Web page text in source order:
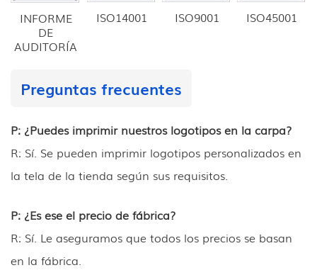
INFORME
DE
AUDITORÍA
ISO14001 ISO9001 ISO45001
Preguntas frecuentes
P: ¿Puedes imprimir nuestros logotipos en la carpa?
R: Sí. Se pueden imprimir logotipos personalizados en
la tela de la tienda según sus requisitos.
P: ¿Es ese el precio de fábrica?
R: Sí. Le aseguramos que todos los precios se basan
en la fábrica.